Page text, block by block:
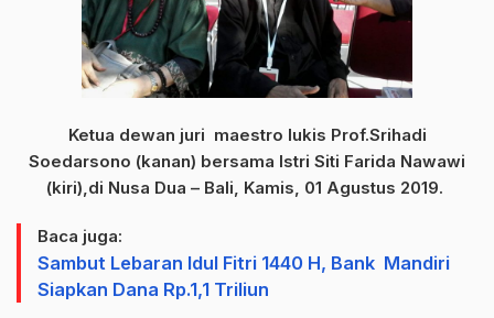
Ketua dewan juri maestro lukis Prof.Srihadi
Soedarsono (kanan) bersama Istri Siti Farida Nawawi
(kiri),di Nusa Dua – Bali, Kamis, 01 Agustus 2019.
Baca juga:
Sambut Lebaran Idul Fitri 1440 H, Bank Mandiri
Siapkan Dana Rp.1,1 Triliun